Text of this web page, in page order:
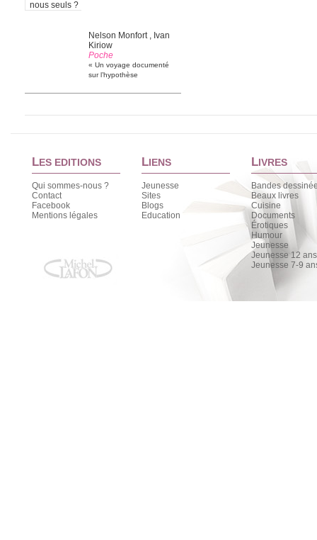
Nelson Monfort , Ivan
Kiriow
Poche
« Un voyage documenté
sur l’hypothèse
de [...]
LES EDITIONS
Qui sommes-nous ?
Contact
Facebook
Mentions légales
LIENS
Jeunesse
Sites
Blogs
Education
LIVRES
Bandes
Beaux livres
Cuisine
Documents
Érotiques
Humour
Jeunesse
Jeunesse 12
Jeunesse 7-9